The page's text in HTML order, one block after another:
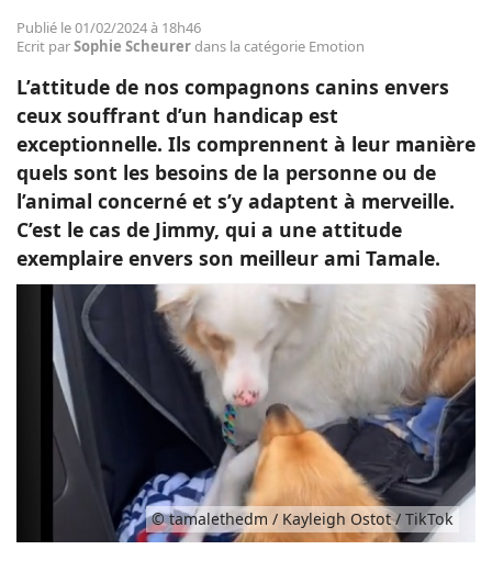
Publié le 01/02/2024 à 18h46
Ecrit parSophie Scheurerdans la catégorie Emotion
L’attitude de nos compagnons canins envers
ceux souffrant d’un handicap est
exceptionnelle. Ils comprennent à leur manière
quels sont les besoins de la personne ou de
l’animal concerné et s’y adaptent à merveille.
C’est le cas de Jimmy, qui a une attitude
exemplaire envers son meilleur ami Tamale.
© tamalethedm / Kayleigh Ostot / TikTok